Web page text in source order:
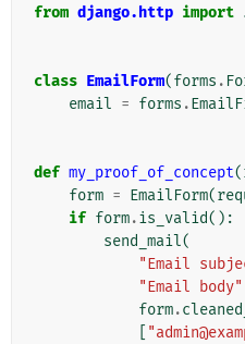
from django.http import
class EmailForm(forms .
email = forms .
def my_proof_of_concept(
form = EmailForm(
if form.is_valid():
send_mail(
"Email
"Email body"
form.